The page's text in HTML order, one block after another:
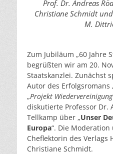
Prof. Dr. Andreas
Christiane Schmidt
M.
Zum Jubiläum „60 Jahre
begrüßten wir am 20.
Staatskanzlei. Zunächst
Autor des Erfolgsromans
„Projekt Wiedervereinigung
diskutierte Professor Dr.
Tellkamp über „Unser
Europa“. Die
Cheflektorin des Verlags
Christiane Schmidt.